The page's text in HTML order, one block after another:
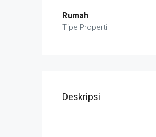
Rumah
Tipe Properti
Deskripsi